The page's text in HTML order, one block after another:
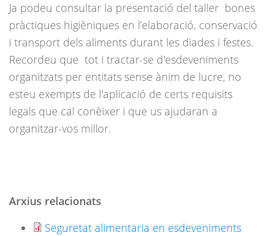
Ja podeu consultar la presentació del taller bones
pràctiques higièniques en l’elaboració, conservació
i transport dels aliments durant les diades i festes.
Recordeu que tot i tractar-se d'esdeveniments
organitzats per entitats sense ànim de lucre, no
esteu exempts de l'aplicació de certs requisits
legals que cal conèixer i que us ajudaran a
organitzar-vos millor.
Arxius relacionats
Seguretat alimentaria en esdeveniments